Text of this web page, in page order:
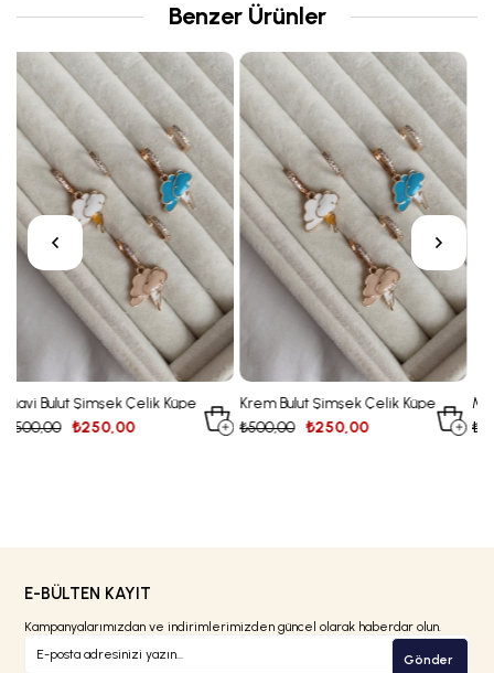
Benzer Ürünler
Küpe Krem Bulut Şimşek Çelik Küpe
₺250,00
₺500,00
Minik Kırmızı Taş Alev
Çelik Küpe
₺250,00
₺500,00
E-BÜLTEN KAYIT
Kampanyalarımızdan ve indirimlerimizden güncel olarak haberdar olun.
Gönder